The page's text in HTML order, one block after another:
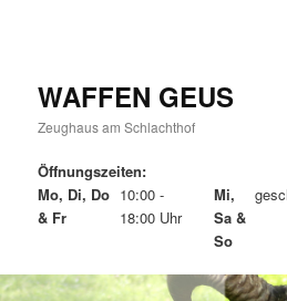
WAFFEN GEUS
Zeughaus am Schlachthof
Öffnungszeiten:
Mo, Di, Do
& Fr
10:00 -
18:00 Uhr
Mi,
Sa &
So